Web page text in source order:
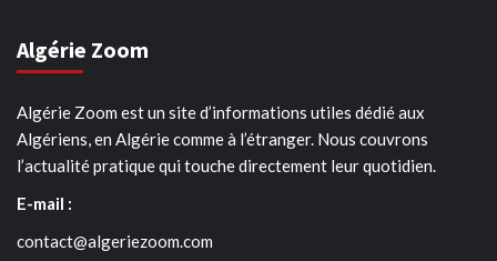
Algérie Zoom
Algérie Zoom est un site d’informations utiles dédié aux
Algériens, en Algérie comme à l’étranger. Nous couvrons
l’actualité pratique qui touche directement leur quotidien.
E-mail :
contact@algeriezoom.com